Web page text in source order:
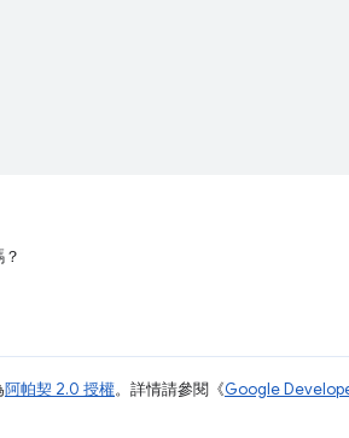
阿帕契 2.0 授權。詳情請參閱《Google